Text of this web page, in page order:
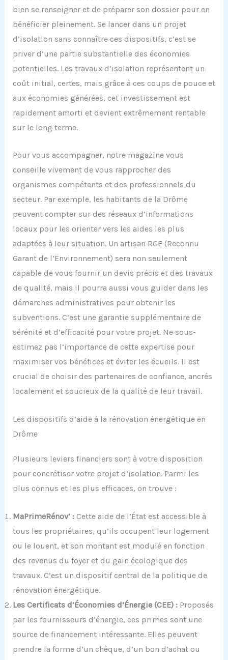
bien se renseigner et de préparer son dossier pour en
bénéficier pleinement. Se lancer dans un projet
d’isolation sans connaître ces dispositifs, c’est se
priver d’une partie substantielle des économies
potentielles. Les travaux d’isolation représentent un
coût initial, certes, mais grâce à ces coups de pouce et
aux économies générées, cet investissement est
rapidement amorti et devient extrêmement rentable
sur le long terme.
Pour vous accompagner, notre magazine vous
conseille vivement de vous rapprocher des
organismes compétents et des professionnels du
secteur. Par exemple, les habitants de la Drôme
peuvent compter sur des réseaux d’informations
locaux pour les orienter vers les aides les plus
adaptées à leur situation. Un artisan RGE (Reconnu
Garant de l’Environnement) sera non seulement
capable de vous fournir un devis précis et des travaux
de qualité, mais il pourra aussi vous guider dans les
démarches administratives pour obtenir les
subventions. C’est une garantie supplémentaire de
sérénité et d’efficacité pour votre projet. Ne sous-
estimez pas l’importance de cette expertise pour
maximiser vos bénéfices et éviter les écueils. Il est
crucial de choisir des partenaires de confiance, ancrés
localement et soucieux de la qualité de leur travail.
Les dispositifs d’aide à la rénovation énergétique en
Drôme
Plusieurs leviers financiers sont à votre disposition
pour concrétiser votre projet d’isolation. Parmi les
plus connus et les plus efficaces, on trouve :
MaPrimeRénov’ :Cette aide de l’État est accessible à
tous les propriétaires, qu’ils occupent leur logement
ou le louent, et son montant est modulé en fonction
des revenus du foyer et du gain écologique des
travaux. C’est un dispositif central de la politique de
rénovation énergétique.
Les Certificats d’Économies d’Énergie (CEE) :Proposés
par les fournisseurs d’énergie, ces primes sont une
source de financement intéressante. Elles peuvent
prendre la forme d’un chèque, d’un bon d’achat ou